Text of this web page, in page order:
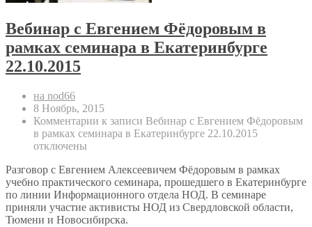
Вебинар с Евгением Фёдоровым в
рамках семинара в Екатеринбурге
22.10.2015
на nod66
8 Ноябрь, 2015
Комментарии к записи Вебинар с Евгением Фёдоровым
в рамках семинара в Екатеринбурге 22.10.2015
отключены
Разговор с Евгением Алексеевичем Фёдоровым в рамках
учебно практического семинара, прошедшего в Екатеринбурге
по линии Информационного отдела НОД. В семинаре
приняли участие активисты НОД из Свердловской области,
Тюмени и Новосибирска.